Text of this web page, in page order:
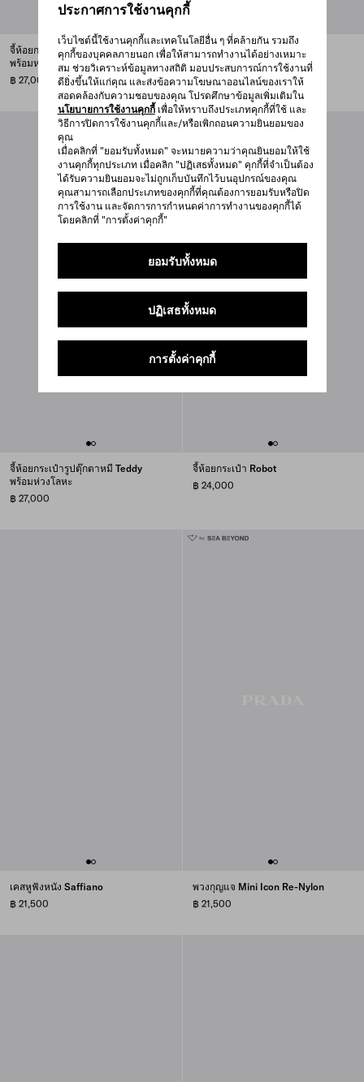
ประกาศการใช้งานคุกกี้
เว็บไซต์นี้ใช้งานคุกกี้และเทคโนโลยีอื่น ๆ ที่คล้ายกัน รวมถึง
คุกกี้ของบุคคลภายนอก เพื่อให้สามารถทำงานได้อย่างเหมาะ
สม ช่วยวิเคราะห์ข้อมูลทางสถิติ มอบประสบการณ์การใช้งานที่
ดียิ่งขึ้นให้แก่คุณ และส่งข้อความโฆษณาออนไลน์ของเราให้
สอดคล้องกับความชอบของคุณ โปรดศึกษาข้อมูลเพิ่มเติมใน
นโยบายการใช้งานคุกกี้เพื่อให้ทราบถึงประเภทคุกกี้ที่ใช้ และ
วิธีการปิดการใช้งานคุกกี้และ/หรือเพิกถอนความยินยอมของ
คุณ
เมื่อคลิกที่ "ยอมรับทั้งหมด" จะหมายความว่าคุณยินยอมให้ใช้
งานคุกกี้ทุกประเภท เมื่อคลิก "ปฏิเสธทั้งหมด" คุกกี้ที่จำเป็นต้อง
ได้รับความยินยอมจะไม่ถูกเก็บบันทึกไว้บนอุปกรณ์ของคุณ
คุณสามารถเลือกประเภทของคุกกี้ที่คุณต้องการยอมรับหรือปิด
การใช้งาน และจัดการการกำหนดค่าการทำงานของคุกกี้ได้
โดยคลิกที่ "การตั้งค่าคุกกี้"
ยอมรับทั้งหมด
ปฏิเสธทั้งหมด
การตั้งค่าคุกกี้
จี้ห้อยกระเป๋ารูปตุ๊กตาหมี Teddy
พร้อมห่วงโลหะ
฿ 27,000
จี้ห้อยกระเป๋ารูปตุ๊กตาหมี Teddy
พร้อมห่วงโลหะ
฿ 27,000
จี้ห้อยกระเป๋ารูปตุ๊กตาหมี Teddy
พร้อมห่วงโลหะ
฿ 27,000
จี้ห้อยกระเป๋า Robot
฿ 24,000
เคสหูฟังหนัง Saffiano
฿ 21,500
พวงกุญแจ Mini Icon Re-Nylon
฿ 21,500